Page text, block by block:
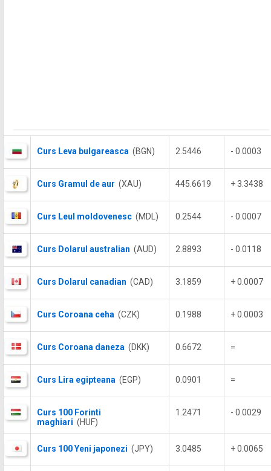
Curs Leva bulgareasca (BGN) 2.5446 - 0.0003
Curs Gramul de aur (XAU) 445.6619 + 3.3438
Curs Leul moldovenesc (MDL) 0.2544 - 0.0007
Curs Dolarul australian (AUD) 2.8893 - 0.0118
Curs Dolarul canadian (CAD) 3.1859 + 0.0007
Curs Coroana ceha (CZK) 0.1988 + 0.0003
Curs Coroana daneza (DKK) 0.6672 =
Curs Lira egipteana (EGP) 0.0901 =
Curs 100 Forinti
maghiari (HUF)
1.2471 - 0.0029
Curs 100 Yeni japonezi (JPY) 3.0485 + 0.0065